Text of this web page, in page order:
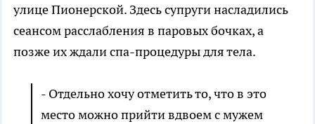
улице Пионерской. Здесь супруги насладились
сеансом расслабления в паровых бочках, а
позже их ждали спа-процедуры для тела.
- Отдельно хочу отметить то, что в это
место можно прийти вдвоем с мужем